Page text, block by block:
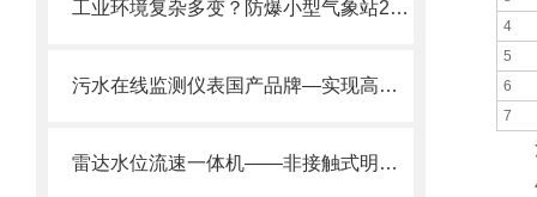
工业环境复杂多变？防爆小型气象站24小时守护安全！
污水在线监测仪表国产品牌—实现高质量、低成本检测2025预热
雷达水位流速一体机——非接触式明渠/河道/灌区流量监测单设备解决方案
4
5
6
7
注
4.